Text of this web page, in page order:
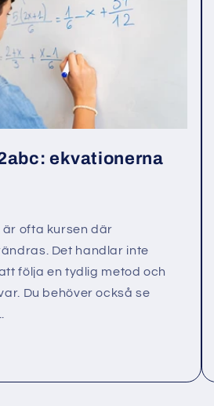
ekvationerna
ofta kursen där
Det handlar inte
följa en tydlig metod och
Du behöver också se